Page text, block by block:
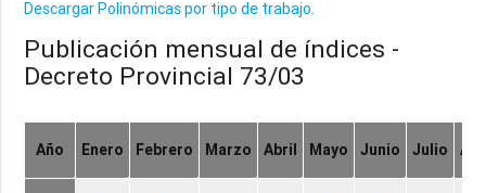
Descargar Polinómicas por tipo de trabajo.
Publicación mensual de índices -
Decreto Provincial 73/03
Año Enero Febrero Marzo Abril Mayo Junio Julio